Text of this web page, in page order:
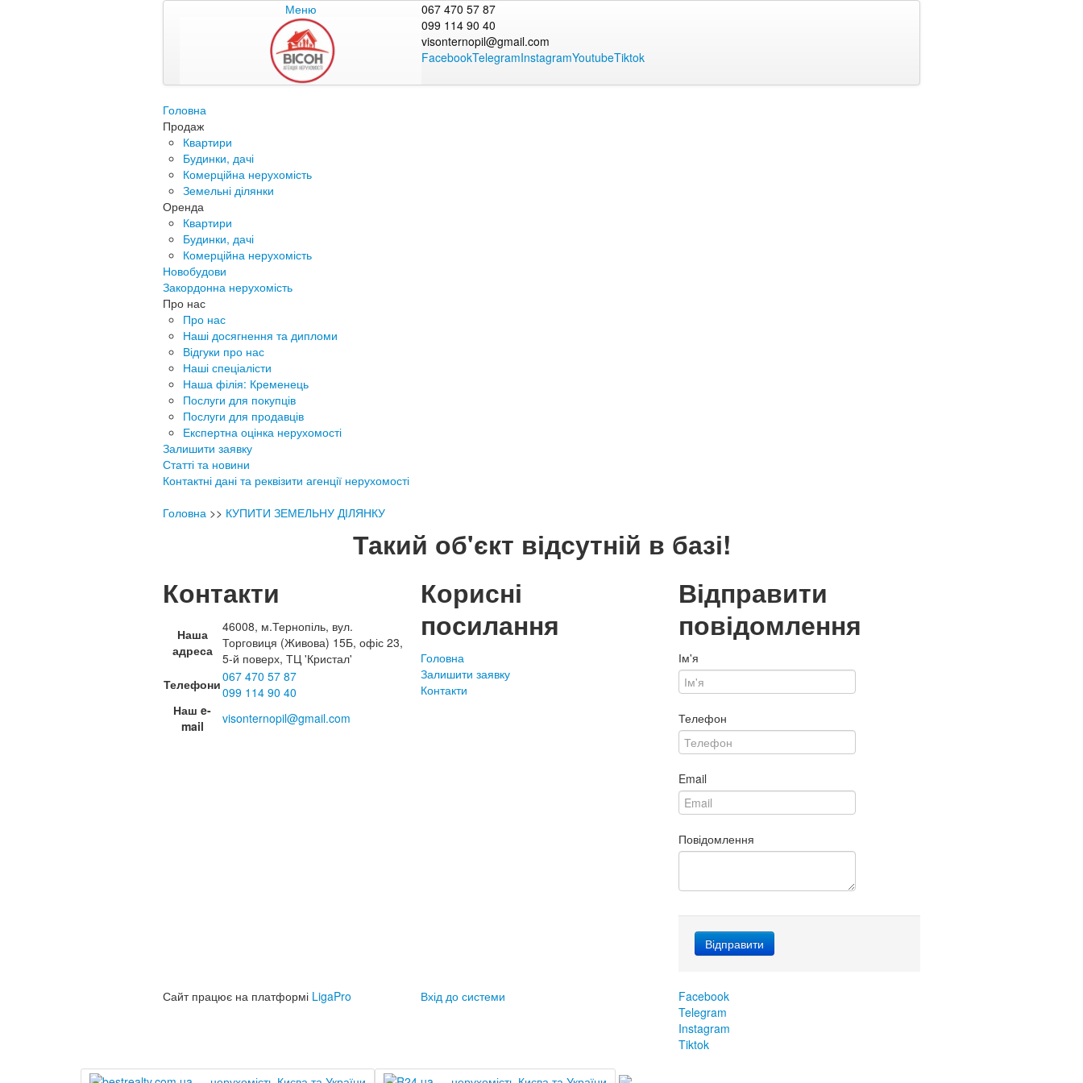
Меню
067 470 57 87
099 114 90 40
visonternopil@gmail.com
FacebookTelegramInstagramYoutubeTiktok
Головна
Продаж
Квартири
Будинки, дачі
Комерційна нерухомість
Земельні ділянки
Оренда
Квартири
Будинки, дачі
Комерційна нерухомість
Новобудови
Закордонна нерухомість
Про нас
Про нас
Наші досягнення та дипломи
Відгуки про нас
Наші спеціалісти
Наша філія: Кременець
Послуги для покупців
Послуги для продавців
Експертна оцінка нерухомості
Залишити заявку
Статті та новини
Контактні дані та реквізити агенції нерухомості
Головна >> КУПИТИ ЗЕМЕЛЬНУ ДІЛЯНКУ
Такий об'єкт відсутній в базі!
Контакти
Наша
адреса
46008, м.Тернопіль, вул.
Торговиця (Живова) 15Б, офіс 23,
5-й поверх, ТЦ 'Кристал'
Телефони067 470 57 87
099 114 90 40
Наш e-
mail
visonternopil@gmail.com
Корисні
посилання
Головна
Залишити заявку
Контакти
Відправити
повідомлення
Ім'я
Телефон
Email
Повідомлення
Сайт працює на платформі LigaPro Вхід до системи
Facebook
Telegram
Instagram
Tiktok